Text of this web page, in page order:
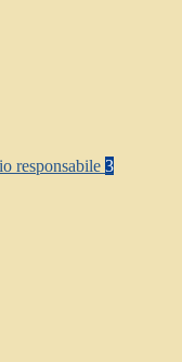
responsabile 3